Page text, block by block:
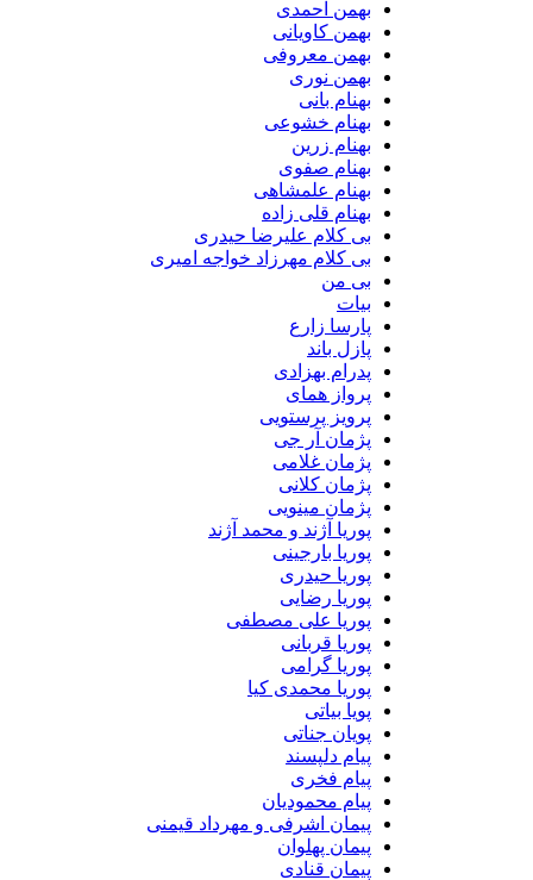
بهمن احمدی
بهمن کاویانی
بهمن معروفی
بهمن نوری
بهنام بانی
بهنام خشوعی
بهنام زرین
بهنام صفوی
بهنام علمشاهی
بهنام قلی زاده
بی کلام علیرضا حیدری
بی کلام مهرزاد خواجه امیری
بی من
بیات
پارسا زارع
پازل باند
پدرام بهزادی
پرواز همای
پرویز پرستویی
پژمان آر جی
پژمان غلامی
پژمان کلانی
پژمان مینویی
پوریا آژند و محمد آژند
پوریا بارجینی
پوریا حیدری
پوریا رضایی
پوریا علی مصطفی
پوریا قربانی
پوریا گرامی
پوریا محمدی کیا
پویا بیاتی
پویان جناتی
پیام دلپسند
پیام فخری
پیام محمودیان
پیمان اشرفی و مهرداد قیمنی
پیمان پهلوان
پیمان قنادی